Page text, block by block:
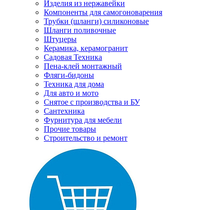
Изделия из нержавейки
Компоненты для самогоноварения
Трубки (шланги) силиконовые
Шланги поливочные
Штуцеры
Керамика, керамогранит
Садовая Техника
Пена-клей монтажный
Фляги-бидоны
Техника для дома
Для авто и мото
Снятое с производства и БУ
Сантехника
Фурнитура для мебели
Прочие товары
Строительство и ремонт